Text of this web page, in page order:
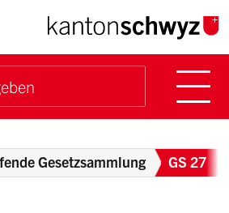
im Kanton
Breadcrumb
Gesetzsammlung GS 27